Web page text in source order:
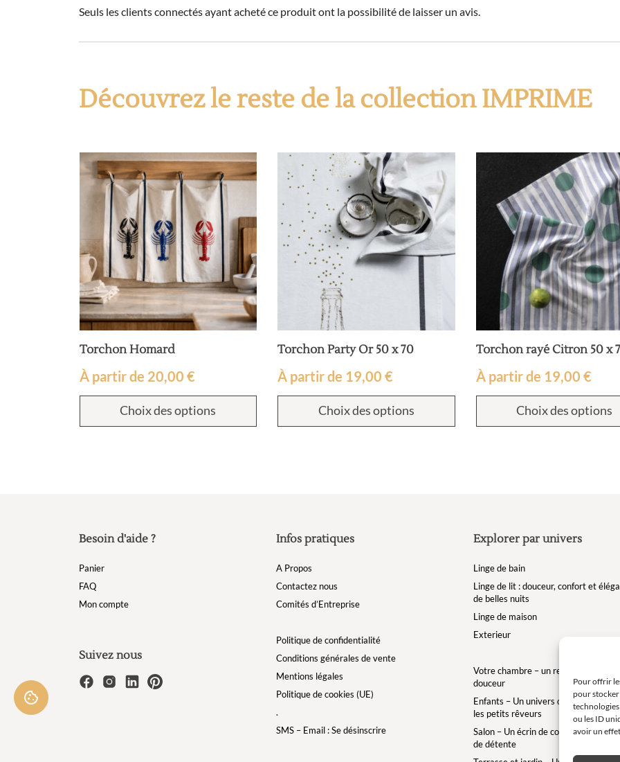
Pour offrir
pour stocker
ou les ID
avoir un
Seuls les clients connectés ayant acheté ce produit ont la possibilité de laisser un avis.
Découvrez le reste de la collection IMPRIME
Torchon Homard
À partir de 20,00 €
Choix des options
Torchon Party Or 50 x 70
À partir de 19,00 €
Choix des options
Torchon rayé Citron 50 x
À partir de 19,00 €
Choix des options
Besoin d'aide ?
Panier
FAQ
Mon compte
Suivez nous
Infos pratiques
A Propos
Contactez nous
Comités d’Entreprise
Politique de confidentialité
Conditions générales de vente
Mentions légales
Politique de cookies (UE)
.
SMS – Email : Se désinscrire
Explorer par univers
Linge de bain
Linge de lit : douceur, confort et
de belles nuits
Linge de maison
Exterieur
Votre chambre – un refuge de bien-
douceur
Enfants – Un univers doux et
les petits rêveurs
Salon – Un écrin de confort pour des
de détente